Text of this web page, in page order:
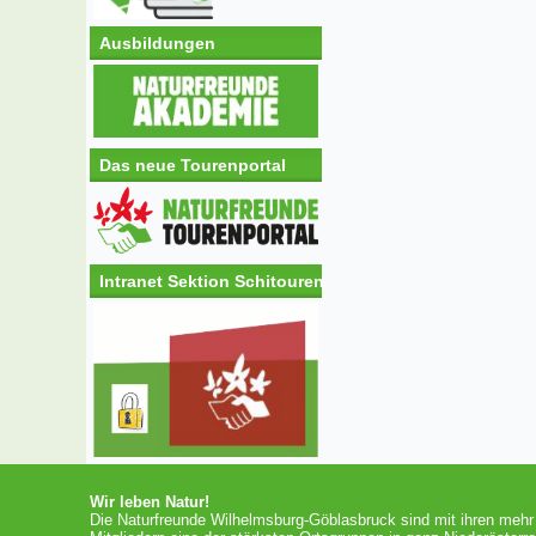
Ausbildungen
Das neue Tourenportal
Intranet Sektion Schitouren
Wir leben Natur!
Die Naturfreunde Wilhelmsburg-Göblasbruck sind mit ihren